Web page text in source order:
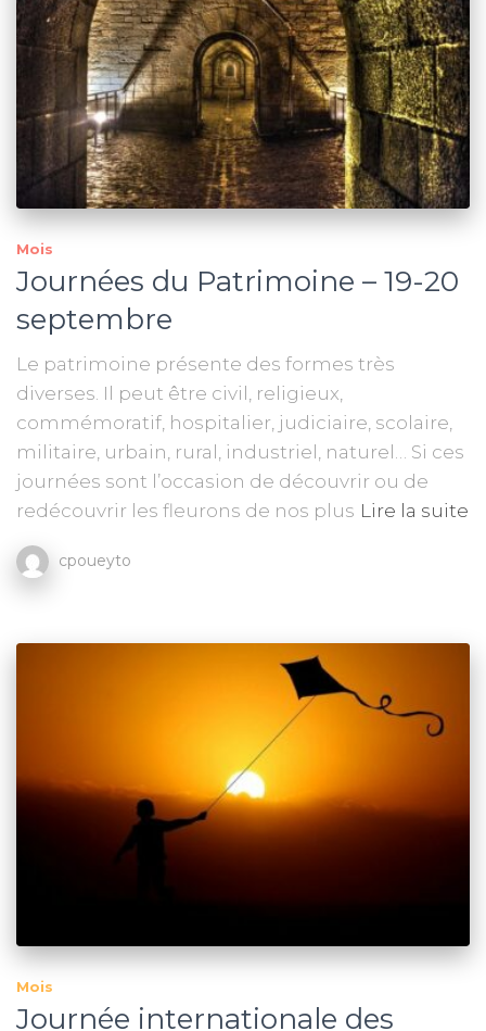
Mois
Journées du Patrimoine – 19-20
septembre
Le patrimoine présente des formes très
diverses. Il peut être civil, religieux,
commémoratif, hospitalier, judiciaire, scolaire,
militaire, urbain, rural, industriel, naturel… Si ces
journées sont l’occasion de découvrir ou de
redécouvrir les fleurons de nos plus Lire la suite
cpoueyto
Mois
Journée internationale des